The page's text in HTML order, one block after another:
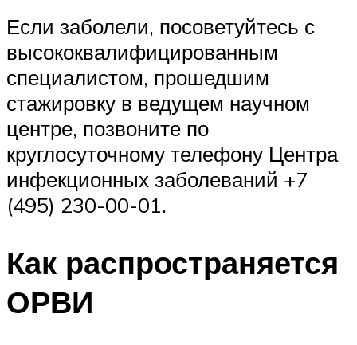
Если заболели, посоветуйтесь с
высококвалифицированным
специалистом, прошедшим
стажировку в ведущем научном
центре, позвоните по
круглосуточному телефону Центра
инфекционных заболеваний +7
(495) 230-00-01.
Как распространяется
ОРВИ